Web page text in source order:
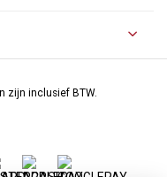
zijn inclusief BTW.